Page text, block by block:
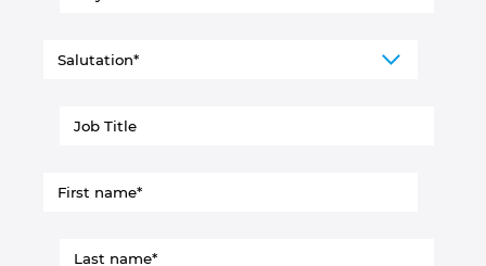
India
Indonesia